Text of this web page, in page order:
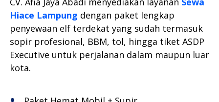
Hiace Lampung dengan paket lengkap
penyewaan elf terdekat yang sudah termasuk
sopir profesional, BBM, tol, hingga tiket ASDP
Executive untuk perjalanan dalam maupun luar
kota.